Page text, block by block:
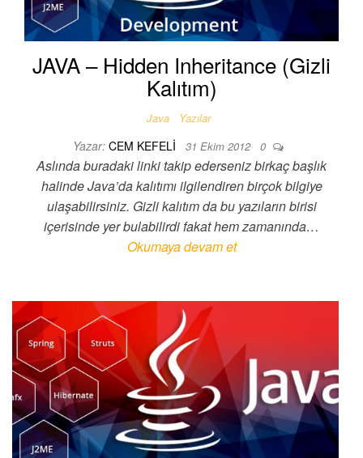
JAVA – Hidden Inheritance (Gizli
Kalıtım)
Java Yazılar
Yazar: CEM KEFELI 31 Ekim 2012 0
Aslında buradaki linki takip ederseniz birkaç başlık
halinde Java’da kalıtımı ilgilendiren birçok bilgiye
ulaşabilirsiniz. Gizli kalıtım da bu yazıların birisi
içerisinde yer bulabilirdi fakat hem zamanında…
Okumaya devam et